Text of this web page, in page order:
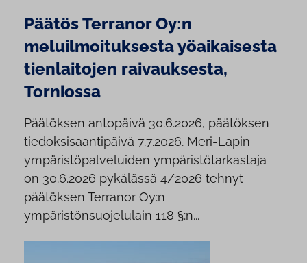
Päätös Terranor Oy:n
meluilmoituksesta yöaikaisesta
tienlaitojen raivauksesta,
Torniossa
Päätöksen antopäivä 30.6.2026, päätöksen
tiedoksisaantipäivä 7.7.2026. Meri-Lapin
ympäristöpalveluiden ympäristötarkastaja
on 30.6.2026 pykälässä 4/2026 tehnyt
päätöksen Terranor Oy:n
ympäristönsuojelulain 118 §:n...